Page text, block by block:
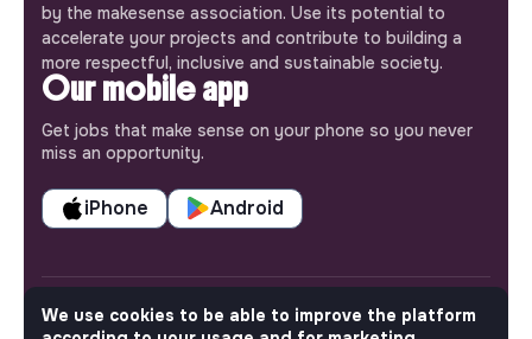
by the makesense association. Use its potential to
accelerate your projects and contribute to building a
more respectful, inclusive and sustainable society.
Our mobile app
Get jobs that make sense on your phone so you never
miss an opportunity.
iPhone Android
We use cookies to be able to improve the platform